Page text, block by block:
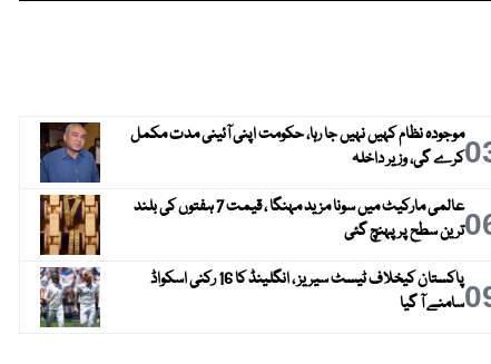
موجودہ نظام کہیں نہیں جا رہا، حکومت اپنی آئینی مدت مکمل
کرے گی، وزیر داخلہ
عالمی مارکیٹ میں سونا مزید مہنگا ، قیمت 7 ہفتوں کی بلند
ترین سطح پر پہنچ گئی
پاکستان کیخلاف ٹیسٹ سیریز ، انگلینڈ کا 16 رکنی اسکواڈ
سامنے آ گیا